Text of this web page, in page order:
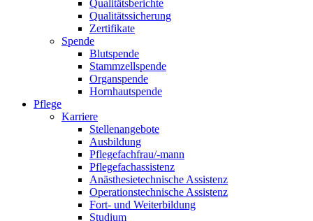
Qualitätsberichte
Qualitätssicherung
Zertifikate
Spende
Blutspende
Stammzellspende
Organspende
Hornhautspende
Pflege
Karriere
Stellenangebote
Ausbildung
Pflegefachfrau/-mann
Pflegefachassistenz
Anästhesietechnische Assistenz
Operationstechnische Assistenz
Fort- und Weiterbildung
Studium